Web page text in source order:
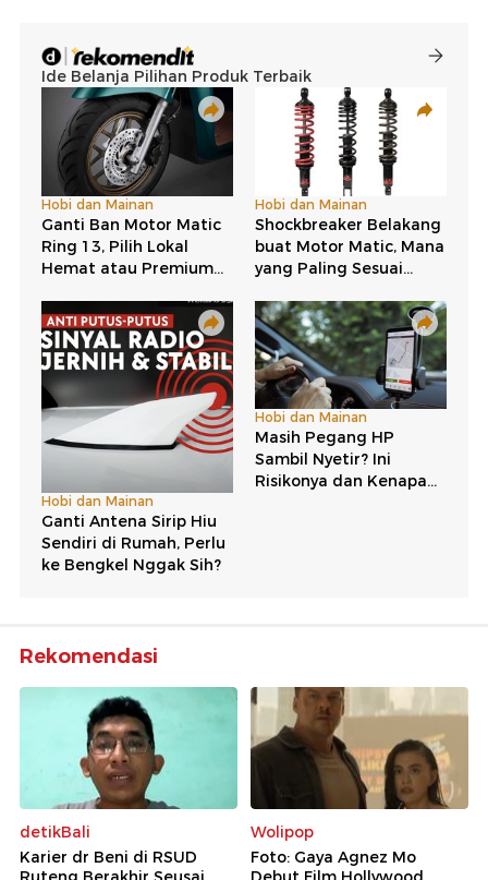
Rekomendasi
detikBali
Karier dr Beni di RSUD
Wolipop
Foto: Gaya Agnez Mo